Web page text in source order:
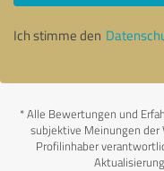
Ich stimme den
*Alle Bewertungen und
subjektive Meinungen
Profilinhaber